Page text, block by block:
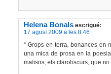
Helena Bonals escrigué:
17 agost 2009 a les 8:46
“-Grops en terra, bonances en
una mica de prosa en la
matisos, els clarobscurs, que